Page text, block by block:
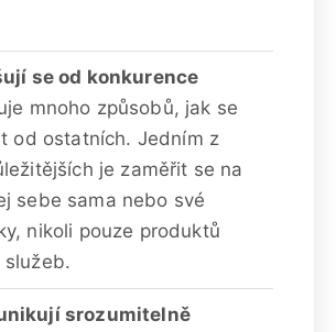
se od konkurence
mnoho způsobů, jak se
od ostatních. Jedním z
je zaměřit se na
sebe sama nebo své
nikoli pouze produktů
služeb.
srozumitelně